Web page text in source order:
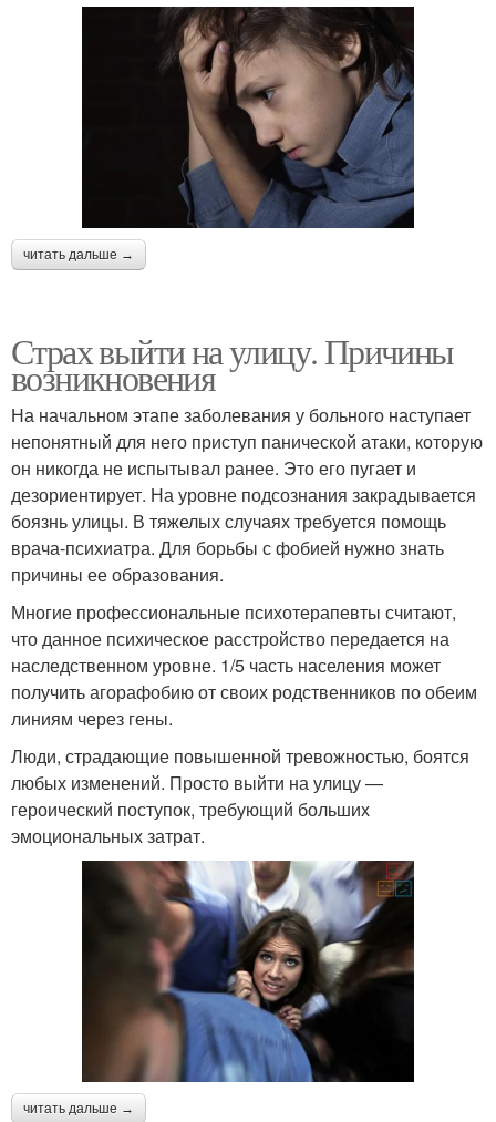
читать дальше →
Страх выйти на улицу. Причины
возникновения
На начальном этапе заболевания у больного наступает
непонятный для него приступ панической атаки, которую
он никогда не испытывал ранее. Это его пугает и
дезориентирует. На уровне подсознания закрадывается
боязнь улицы. В тяжелых случаях требуется помощь
врача-психиатра. Для борьбы с фобией нужно знать
причины ее образования.
Многие профессиональные психотерапевты считают,
что данное психическое расстройство передается на
наследственном уровне. 1/5 часть населения может
получить агорафобию от своих родственников по обеим
линиям через гены.
Люди, страдающие повышенной тревожностью, боятся
любых изменений. Просто выйти на улицу —
героический поступок, требующий больших
эмоциональных затрат.
читать дальше →